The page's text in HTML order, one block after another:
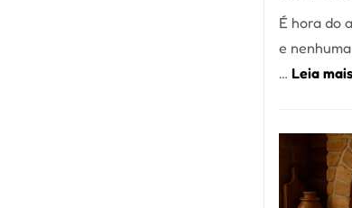
É hora do
e
… Leia mais